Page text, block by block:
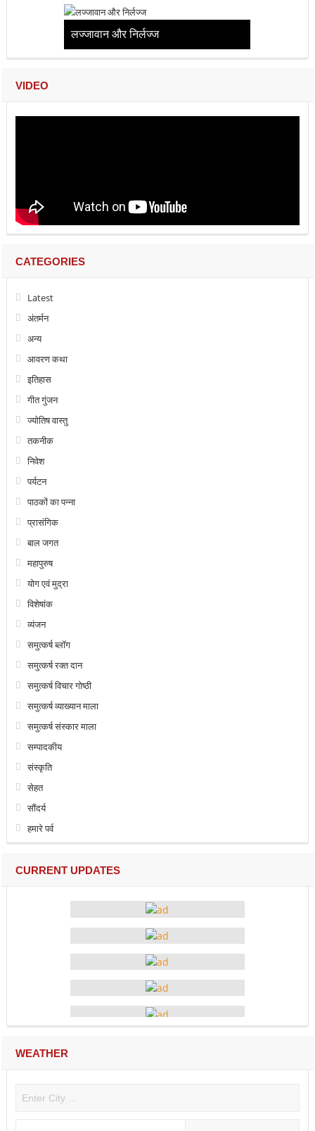
लज्जावान और निर्लज्ज
VIDEO
CATEGORIES
Latest
अंतर्मन
अन्य
आवरण कथा
इतिहास
गीत गुंजन
ज्योतिष वास्तु
तकनीक
निवेश
पर्यटन
पाठकों का पन्ना
प्रासंगिक
बाल जगत
महापुरुष
योग एवं मुद्रा
विशेषांक
व्यंजन
समुत्कर्ष ब्लॉग
समुत्कर्ष रक्त दान
समुत्कर्ष विचार गोष्ठी
समुत्कर्ष व्याख्यान माला
समुत्कर्ष संस्कार माला
सम्पादकीय
संस्कृति
सेहत
सौंदर्य
हमारे पर्व
CURRENT UPDATES
WEATHER